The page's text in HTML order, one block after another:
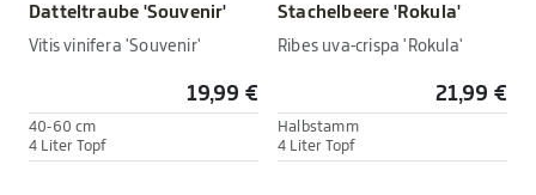
Datteltraube 'Souvenir'
Vitis vinifera 'Souvenir'
19,99 €
40-60 cm
4 Liter Topf
Stachelbeere 'Rokula'
Ribes uva-crispa 'Rokula'
21,99 €
Halbstamm
4 Liter Topf